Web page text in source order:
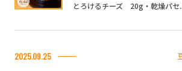
とろけるチーズ 20g・乾燥パセ
2025.09.25